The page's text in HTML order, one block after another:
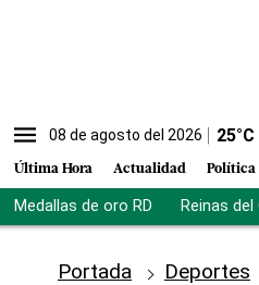
08 de agosto del 2026 25°C
Última Hora Actualidad Política
Medallas de oro RD Reinas del
Portada Deportes